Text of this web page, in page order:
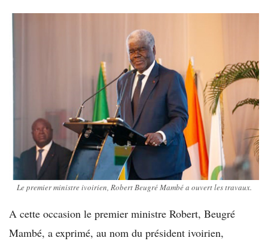
Le premier ministre ivoirien, Robert Beugré Mambé a ouvert les travaux.
A cette occasion le premier ministre Robert, Beugré
Mambé, a exprimé, au nom du président ivoirien,